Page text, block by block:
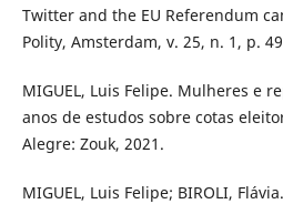
Twitter and the EU Referendum
Polity, Amsterdam, v. 25, n. 1, p.
MIGUEL, Luis Felipe. Mulheres e
anos de estudos sobre cotas
Alegre: Zouk, 2021.
MIGUEL, Luis Felipe; BIROLI,